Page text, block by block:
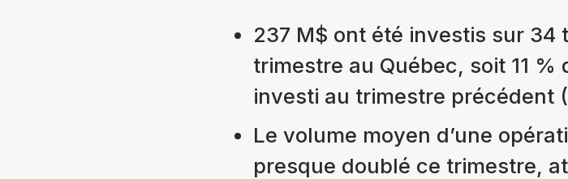
237 M$ ont été investis sur 34
trimestre au Québec, soit 11
investi au trimestre précédent
Le volume moyen d’une
presque doublé ce trimestre,